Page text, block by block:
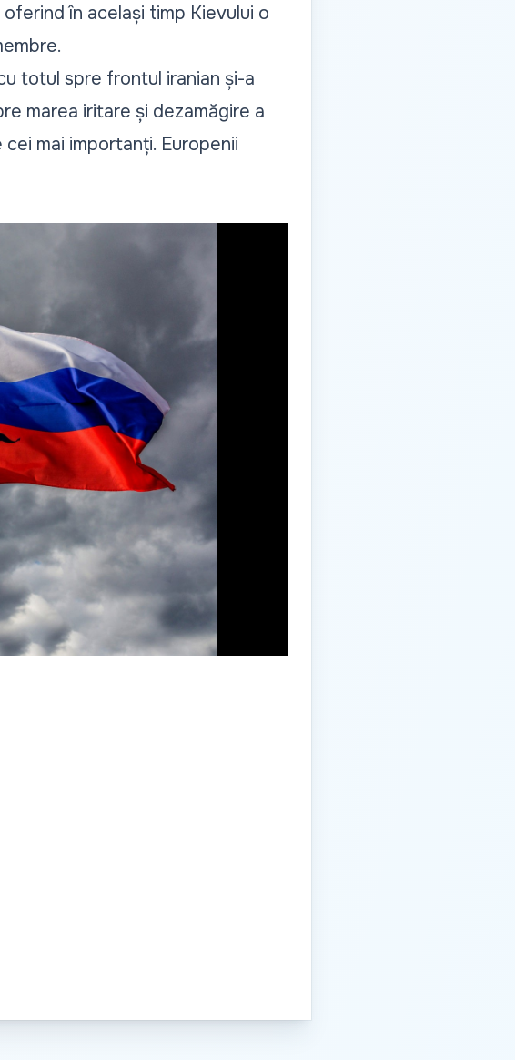
în același timp Kievului o
totul spre frontul iranian și-a
marea iritare și dezamăgire a
mai importanți. Europenii